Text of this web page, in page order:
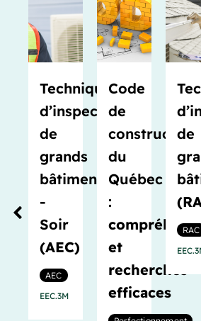
Techniques
d’inspection
de
grands
bâtiments
-
Soir
(AEC)
AEC
EEC.3M
Code
de
construction
du
Québec
:
et
recherches
efficaces
de
RAC